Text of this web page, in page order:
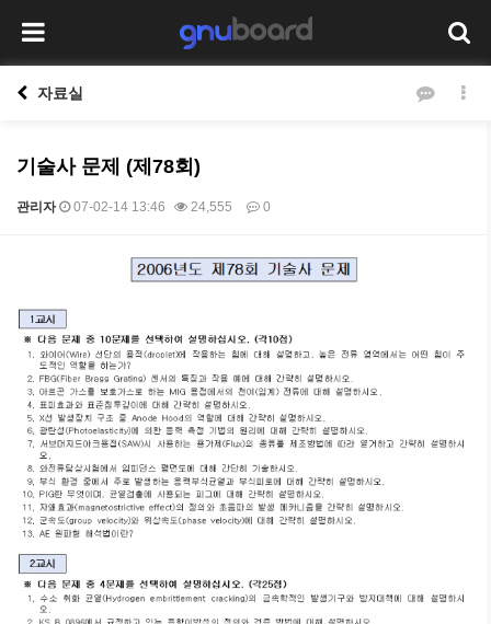
자료실
기술사 문제 (제78회)
관리자 07-02-14 13:46 24,555 0